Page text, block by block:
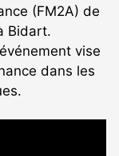
(FM2A) de
Bidart.
vise
dans les